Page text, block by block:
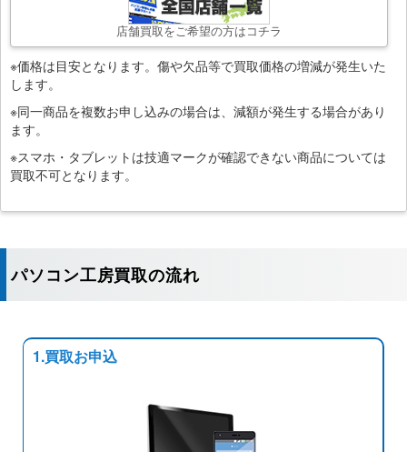
店舗買取をご希望の方はコチラ
※価格は目安となります。傷や欠品等で買取価格の増減が発生いた
します。
※同一商品を複数お申し込みの場合は、減額が発生する場合があり
ます。
※スマホ・タブレットは技適マークが確認できない商品については
買取不可となります。
パソコン工房買取の流れ
1.買取お申込